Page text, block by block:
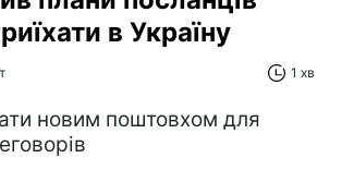
в Україну
1 хв
новим поштовхом для